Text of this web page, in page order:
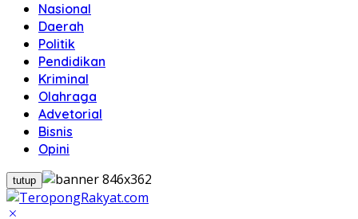
Nasional
Daerah
Politik
Pendidikan
Kriminal
Olahraga
Advetorial
Bisnis
Opini
tutup